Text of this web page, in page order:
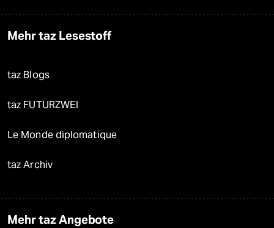
Mehr taz Lesestoff
taz Blogs
taz FUTURZWEI
Le Monde diplomatique
taz Archiv
Mehr taz Angebote